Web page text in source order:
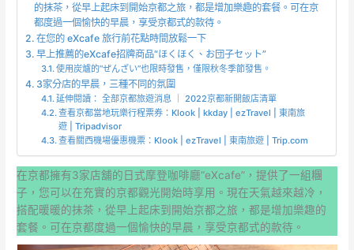
的抹茶，從早上起床到開始京都之旅，都是增加樂趣的套餐。可在京
都度過一個愉快的早晨，享受京都式的款待。
在您的 eXcafe 旅行前花點時間放鬆一下
早上推薦的eXcafe招牌商品“ほくほく、お団子セット”
使用炭爐的“ぜんざい”也限時發售，僅限秋冬季節發售。
3家分店的早晨，三種不同的氛圍
延伸閱讀： 全部京都旅遊消息 ｜ 2022京都新開飯店清單
查看京都當地玩樂行程票券：Klook | kkday | ezTravel | 東南旅
遊 | Tripadvisor
查看關西機場優惠機票：Klook | ezTravel | 東南旅遊 | Trip.com
在京都擁有3家店舖的日式摩登咖啡廳“eXcafe”，提供了一組糰
子，您可以在充實的京都觀光開始時享用。現在天氣越來越冷，
搭配暖暖的抹茶，從早上起床到開始京都之旅，都是增加樂趣的
套餐。可在京都度過一個愉快的早晨，享受京都式的款待。